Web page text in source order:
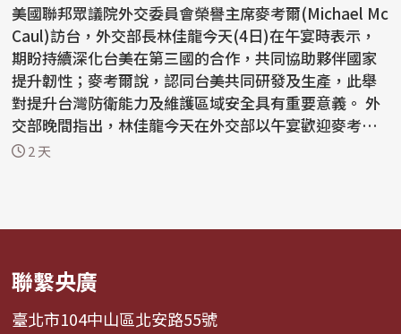
美國聯邦眾議院外交委員會榮譽主席麥考爾(Michael Mc
Caul)訪台，外交部長林佳龍今天(4日)在午宴時表示，
期盼持續深化台美在第三國的合作，共同協助夥伴國家
提升韌性；麥考爾說，認同台美共同研發及生產，此舉
對提升台灣防衛能力及維護區域安全具有重要意義。 外
交部晚間指出，林佳龍今天在外交部以午宴歡迎麥考
爾，雙...
2 天
聯繫央廣
臺北市104中山區北安路55號